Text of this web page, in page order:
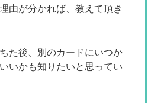
由が分かれば、教えて頂き
た後、別のカードにいつか
いかも知りたいと思ってい